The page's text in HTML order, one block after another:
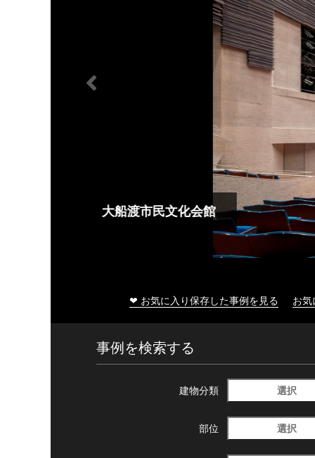
大船渡市民文化会館
❤ お気に入り保存した事例を見る お
事例を検索する
建物分類 選択
部位 選択